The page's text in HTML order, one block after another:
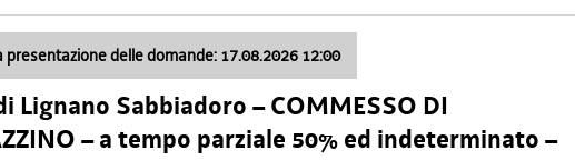
presentazione delle domande: 17.08.2026 12:00
Lignano Sabbiadoro – COMMESSO DI
– a tempo parziale 50% ed indeterminato –